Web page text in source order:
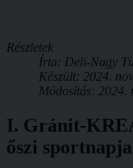
Részletek
Írta: Deli-Nagy
Készült: 2024.
Módosítás: 2024.
I. Gránit-
őszi sportnapja